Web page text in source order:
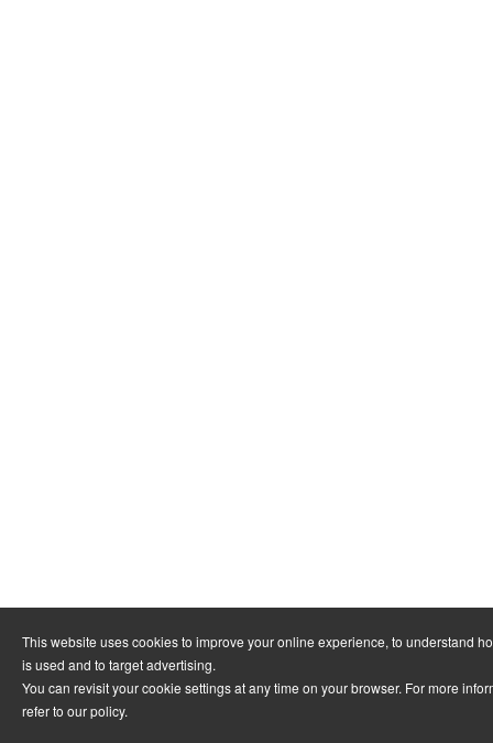
This website uses cookies to improve your online experience, to understand
is used and to target advertising.
You can revisit your cookie settings at any time on your browser. For more
refer to our policy.